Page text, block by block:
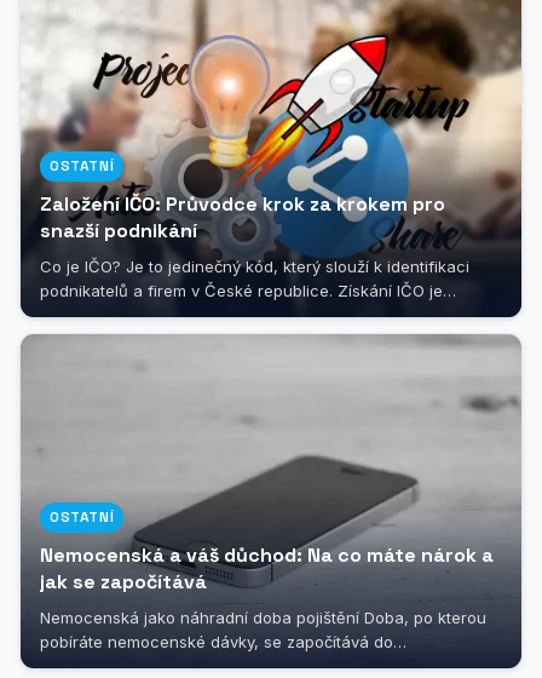
OSTATNÍ
Založení IČO: Průvodce krok za krokem pro
snazší podnikání
Co je IČO? Je to jedinečný kód, který slouží k identifikaci
podnikatelů a firem v České republice. Získání IČO je
nezbytným krokem pro...
OSTATNÍ
Nemocenská a váš důchod: Na co máte nárok a
jak se započítává
Nemocenská jako náhradní doba pojištění Doba, po kterou
pobíráte nemocenské dávky, se započítává do
důchodového pojištění jako...